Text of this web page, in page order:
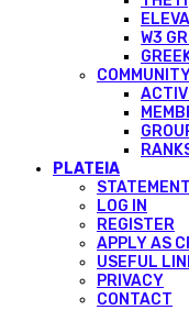
W3
PLATEIA
STATEMENT
LOG IN
REGISTER
APPLY AS
USEFUL
PRIVACY
CONTACT